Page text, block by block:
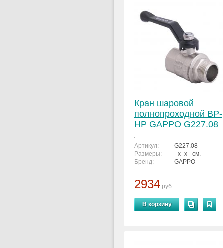
Кран шаровой
полнопроходной ВР-
НР GAPPO G227.08
1 1/2"x1 1/2"
Артикул:
G227.08
Размеры:
–x–x– см.
Бренд:
GAPPO
2934 руб.
В корзину